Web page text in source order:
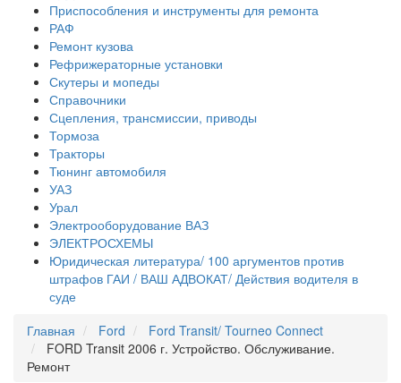
Приспособления и инструменты для ремонта
РАФ
Ремонт кузова
Рефрижераторные установки
Скутеры и мопеды
Справочники
Сцепления, трансмиссии, приводы
Тормоза
Тракторы
Тюнинг автомобиля
УАЗ
Урал
Электрооборудование ВАЗ
ЭЛЕКТРОСХЕМЫ
Юридическая литература/ 100 аргументов против
штрафов ГАИ / ВАШ АДВОКАТ/ Действия водителя в
суде
Главная
Ford
Ford Transit/ Tourneo Connect
FORD Transit 2006 г. Устройство. Обслуживание.
Ремонт